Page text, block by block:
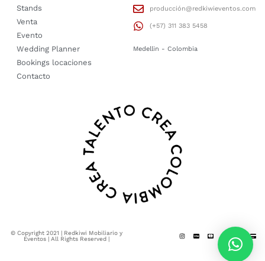
Stands
Venta
Evento
Wedding Planner
Bookings locaciones
Contacto
producción@redkiwieventos.com
(+57) 311 383 5458
Medellin - Colombia
© Copyright 2021 | Redkiwi Mobiliario y
Eventos | All Rights Reserved |